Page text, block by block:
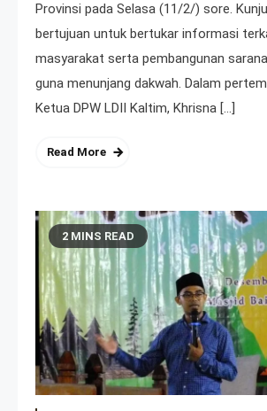
Provinsi pada Selasa (11/2/) sore.
bertujuan untuk bertukar informasi
masyarakat serta pembangunan
guna menunjang dakwah. Dalam
Ketua DPW LDII Kaltim, Khrisna […]
Read More
2 MINS READ